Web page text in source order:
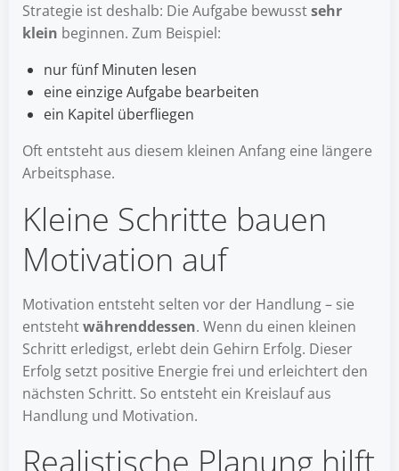
Strategie ist deshalb: Die Aufgabe bewusstsehr
klein beginnen. Zum Beispiel:
nur fünf Minuten lesen
eine einzige Aufgabe bearbeiten
ein Kapitel überfliegen
Oft entsteht aus diesem kleinen Anfang eine längere
Arbeitsphase.
Kleine Schritte bauen
Motivation auf
Motivation entsteht selten vor der Handlung – sie
entstehtwährenddessen. Wenn du einen kleinen
Schritt erledigst, erlebt dein Gehirn Erfolg. Dieser
Erfolg setzt positive Energie frei und erleichtert den
nächsten Schritt. So entsteht ein Kreislauf aus
Handlung und Motivation.
Realistische Planung hilft